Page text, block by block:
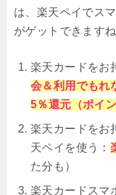
は、楽天ペイでス
がゲットできますね
楽天カードをお
会＆利用でもれ
5％還元（ポイ
楽天カードをお
天ペイを使う：
た分も）
楽天カードスマ